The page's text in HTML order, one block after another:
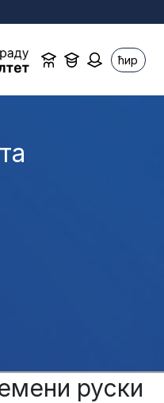
ћир
руски